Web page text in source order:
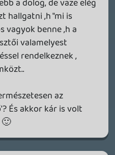
#0lfkb
meg úgy
az
tolsz
!
#0lfka